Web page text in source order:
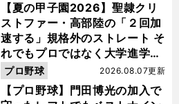
【夏の甲子園2026】聖隷クリ
ストファー・高部陸の「２回加
速する」規格外のストレート そ
れでもプロではなく大学進学を
選ぶ理由
【プロ野球】門田博光の加入で
2026.08.07更新
プロ野球